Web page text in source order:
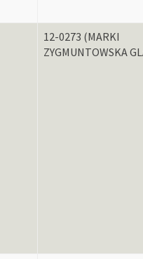
12-0273 (MARKI
ZYGMUNTOWSKA